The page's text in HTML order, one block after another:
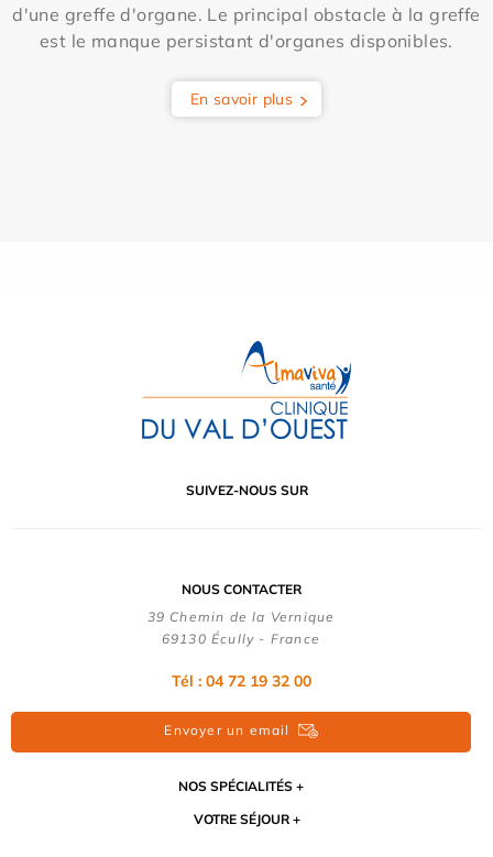
d'une greffe d'organe. Le principal obstacle à la greffe
est le manque persistant d'organes disponibles.
En savoir plus
SUIVEZ-NOUS SUR
NOUS CONTACTER
39 Chemin de la Vernique
69130 Écully - France
Tél : 04 72 19 32 00
Envoyer un email
NOS SPÉCIALITÉS
VOTRE SÉJOUR